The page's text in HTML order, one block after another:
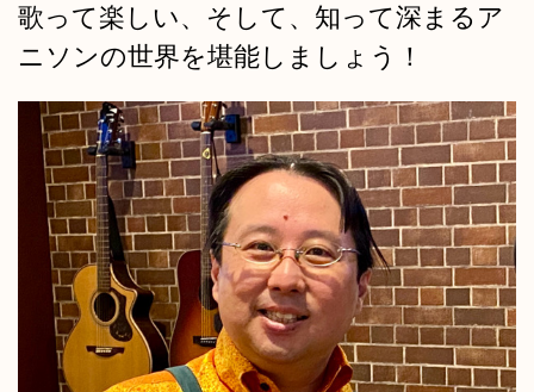
歌って楽しい、そして、知って深まるア
ニソンの世界を堪能しましょう！